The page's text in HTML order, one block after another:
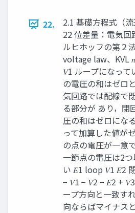
22.
2.1 基礎方程式（流
22 位差量：電気
ルヒホッフの第２
voltage law、KVL
𝑉1 ループになって
の電圧の和はゼロ
気回路では配線で
る部分が あり，閉
圧の和はゼロにな
って加算した値が
の点の電圧が一意
一節点の電圧は2
い 𝐸1 loop 𝑉1 𝐸2
− 𝑉1 − 𝑉2 − 𝐸2 +
ープ方向と一致す
向ならばマイナス